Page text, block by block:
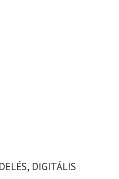
DIGITÁLIS